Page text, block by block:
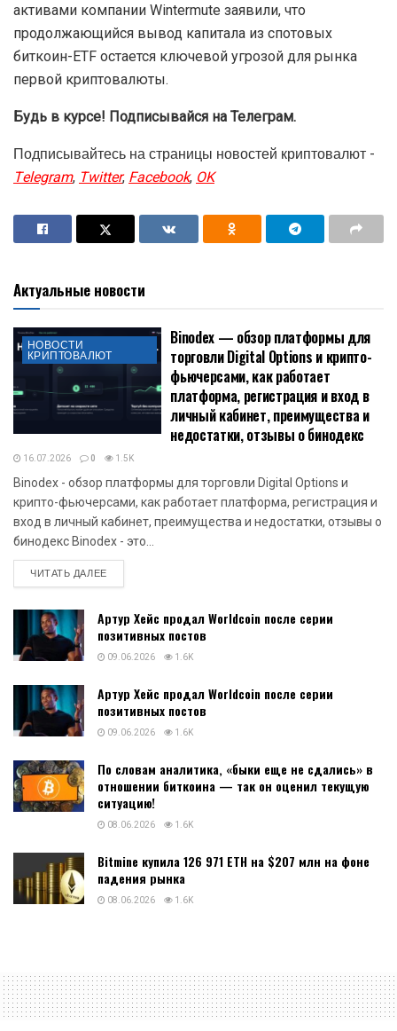
активами компании Wintermute заявили, что
продолжающийся вывод капитала из спотовых
биткоин-ETF остается ключевой угрозой для рынка
первой криптовалюты.
Будь в курсе! Подписывайся на Телеграм.
Подписывайтесь на страницы новостей криптовалют -
Telegram,Twitter,Facebook,OK
Актуальные новости
НОВОСТИ
КРИПТОВАЛЮТ
Binodex — обзор платформы для
торговли Digital Options и крипто-
фьючерсами, как работает
платформа, регистрация и вход в
личный кабинет, преимущества и
недостатки, отзывы о бинодекс
16.07.2026 0 1.5K
Binodex - обзор платформы для торговли Digital Options и
крипто-фьючерсами, как работает платформа, регистрация и
вход в личный кабинет, преимущества и недостатки, отзывы о
бинодекс Binodex - это...
ЧИТАТЬ ДАЛЕЕDETAILS
Артур Хейс продал Worldcoin после серии
позитивных постов
09.06.2026 1.6K
Артур Хейс продал Worldcoin после серии
позитивных постов
09.06.2026 1.6K
По словам аналитика, «быки еще не сдались» в
отношении биткоина — так он оценил текущую
ситуацию!
08.06.2026 1.6K
Bitmine купила 126 971 ETH на $207 млн на фоне
падения рынка
08.06.2026 1.6K